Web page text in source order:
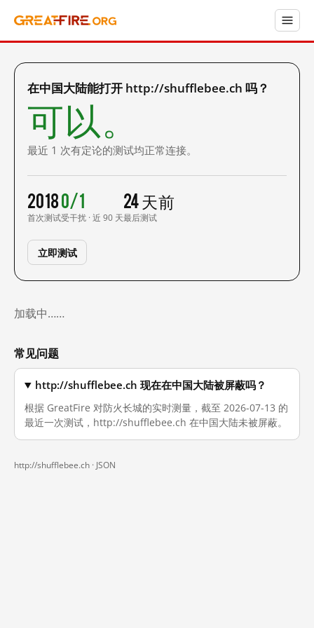
在中国大陆能打开 http://shufflebee.ch 吗？
可以。
最近 1 次有定论的测试均正常连接。
2018
首次测试
0/1
受干扰 · 近 90 天
24 天前
最后测试
立即测试
加载中……
常见问题
http://shufflebee.ch 现在在中国大陆被屏蔽吗？
根据 GreatFire 对防火长城的实时测量，截至 2026-07-13 的
最近一次测试，http://shufflebee.ch 在中国大陆未被屏蔽。
http://shufflebee.ch · JSON